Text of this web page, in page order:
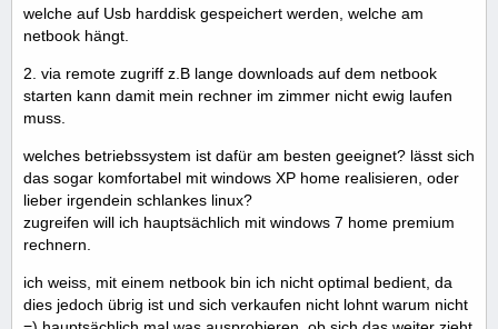
welche auf Usb harddisk gespeichert werden, welche am
netbook hängt.
2. via remote zugriff z.B lange downloads auf dem netbook
starten kann damit mein rechner im zimmer nicht ewig laufen
muss.
welches betriebssystem ist dafür am besten geeignet? lässt sich
das sogar komfortabel mit windows XP home realisieren, oder
lieber irgendein schlankes linux?
zugreifen will ich hauptsächlich mit windows 7 home premium
rechnern.
ich weiss, mit einem netbook bin ich nicht optimal bedient, da
dies jedoch übrig ist und sich verkaufen nicht lohnt warum nicht